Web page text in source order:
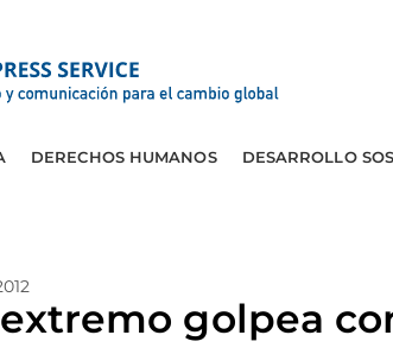
DERECHOS HUMANOS DESARROLLO
golpea